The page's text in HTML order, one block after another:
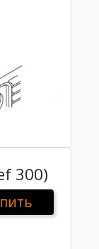
300)